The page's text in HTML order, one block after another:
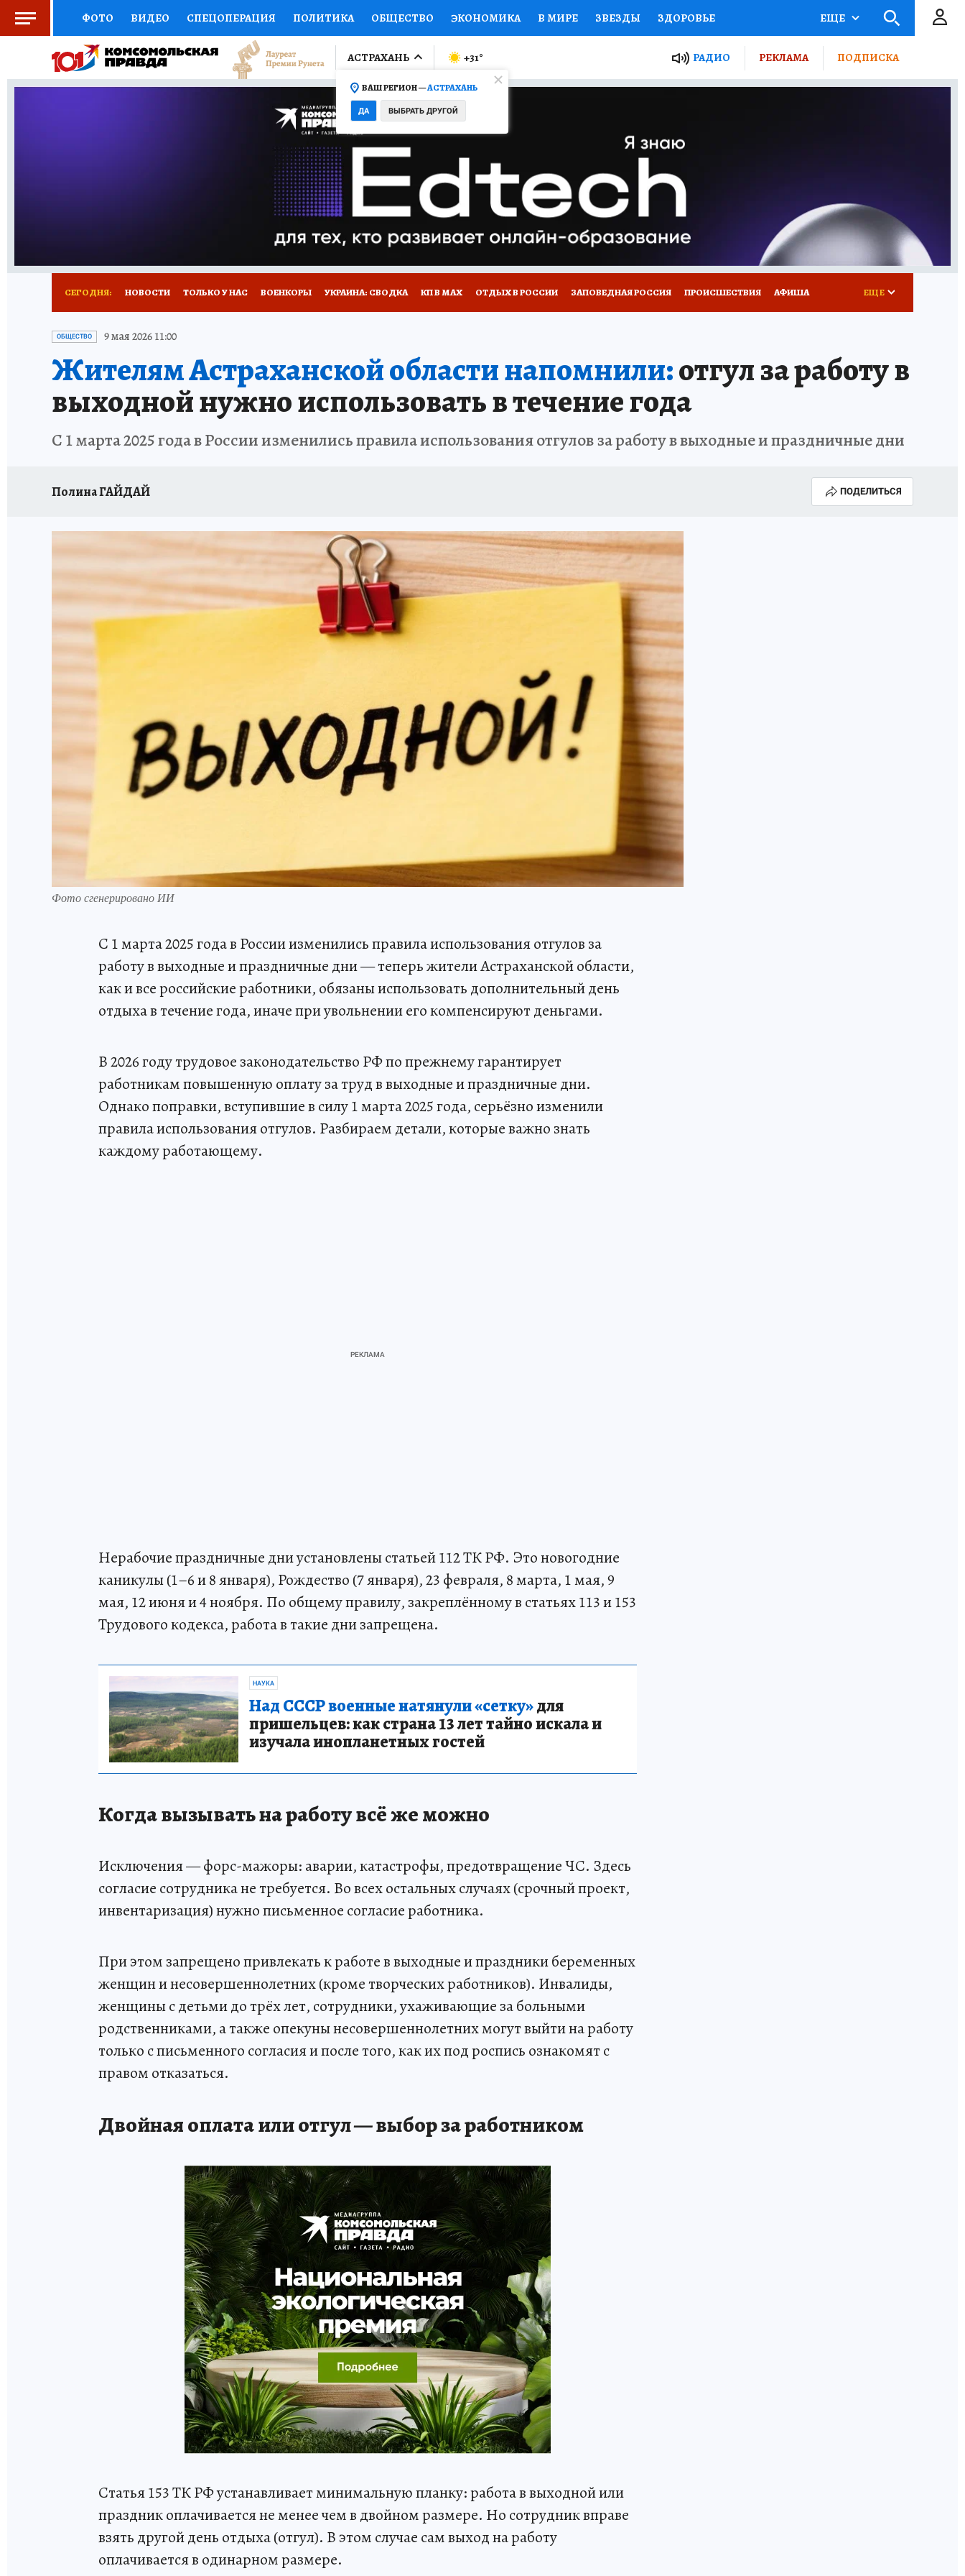
ФОТО ВИДЕО СПЕЦОПЕРАЦИЯ ПОЛИТИКА ОБЩЕСТВО ЭКОНОМИКА В МИРЕ ЗВЕЗДЫ ЗДОРОВЬЕ
СОЦПОДДЕРЖКА НАУКА СПОРТ КОЛУМНИСТЫ ПРОИСШЕСТВИЯ НАЦИОНАЛЬНЫЕ ПРОЕКТЫ РОССИИ
ВЫБОР ЭКСПЕРТОВ ДОКТОР ФИНАНСЫ ОТКРЫВАЕМ МИР Я ЗНАЮ СЕМЬЯ ЖЕНСКИЕ СЕКРЕТЫ ПУТЕВОДИТЕЛЬ
ПРОГНОЗЫ НА СПОРТ ПРОМОКОДЫ СЕРИАЛЫ
ТЕЛЕВИЗОР КОЛЛЕКЦИИ КОНКУРСЫ ГИД ПОТРЕБИТЕЛЯ
НОВОЕ НА САЙТЕ
ЕЩЕ
АСТРАХАНЬ
ВАШ РЕГИОН —АСТРАХАНЬ
ДА ВЫБРАТЬ ДРУГОЙ
+31° РАДИО РЕКЛАМА ПОДПИСКА
СЕГОДНЯ: НОВОСТИ ТОЛЬКО У НАС ВОЕНКОРЫ УКРАИНА: СВОДКА КП В МАХ ОТДЫХ В РОССИИ ЗАПОВЕДНАЯ РОССИЯ ПРОИСШЕСТВИЯ АФИША
ИСПЫТАНО НА СЕБЕ
ЕЩЕ
ОБЩЕСТВО 9 мая 2026 11:00
Жителям Астраханской области напомнили:отгул за работу в
выходной нужно использовать в течение года
С 1 марта 2025 года в России изменились правила использования отгулов за работу в выходные и праздничные дни
Полина ГАЙДАЙ ПОДЕЛИТЬСЯ
Фото сгенерировано ИИ
С 1 марта 2025 года в России изменились правила использования отгулов за
работу в выходные и праздничные дни — теперь жители Астраханской области,
как и все российские работники, обязаны использовать дополнительный день
отдыха в течение года, иначе при увольнении его компенсируют деньгами.
В 2026 году трудовое законодательство РФ по прежнему гарантирует
работникам повышенную оплату за труд в выходные и праздничные дни.
Однако поправки, вступившие в силу 1 марта 2025 года, серьёзно изменили
правила использования отгулов. Разбираем детали, которые важно знать
каждому работающему.
Нерабочие праздничные дни установлены статьей 112 ТК РФ. Это новогодние
каникулы (1–6 и 8 января), Рождество (7 января), 23 февраля, 8 марта, 1 мая, 9
мая, 12 июня и 4 ноября. По общему правилу, закреплённому в статьях 113 и 153
Трудового кодекса, работа в такие дни запрещена.
НАУКА
Над СССР военные натянули «сетку»для
пришельцев: как страна 13 лет тайно искала и
изучала инопланетных гостей
Когда вызывать на работу всё же можно
Исключения — форс-мажоры: аварии, катастрофы, предотвращение ЧС. Здесь
согласие сотрудника не требуется. Во всех остальных случаях (срочный проект,
инвентаризация) нужно письменное согласие работника.
При этом запрещено привлекать к работе в выходные и праздники беременных
женщин и несовершеннолетних (кроме творческих работников). Инвалиды,
женщины с детьми до трёх лет, сотрудники, ухаживающие за больными
родственниками, а также опекуны несовершеннолетних могут выйти на работу
только с письменного согласия и после того, как их под роспись ознакомят с
правом отказаться.
Двойная оплата или отгул — выбор за работником
Статья 153 ТК РФ устанавливает минимальную планку: работа в выходной или
праздник оплачивается не менее чем в двойном размере. Но сотрудник вправе
взять другой день отдыха (отгул). В этом случае сам выход на работу
оплачивается в одинарном размере.